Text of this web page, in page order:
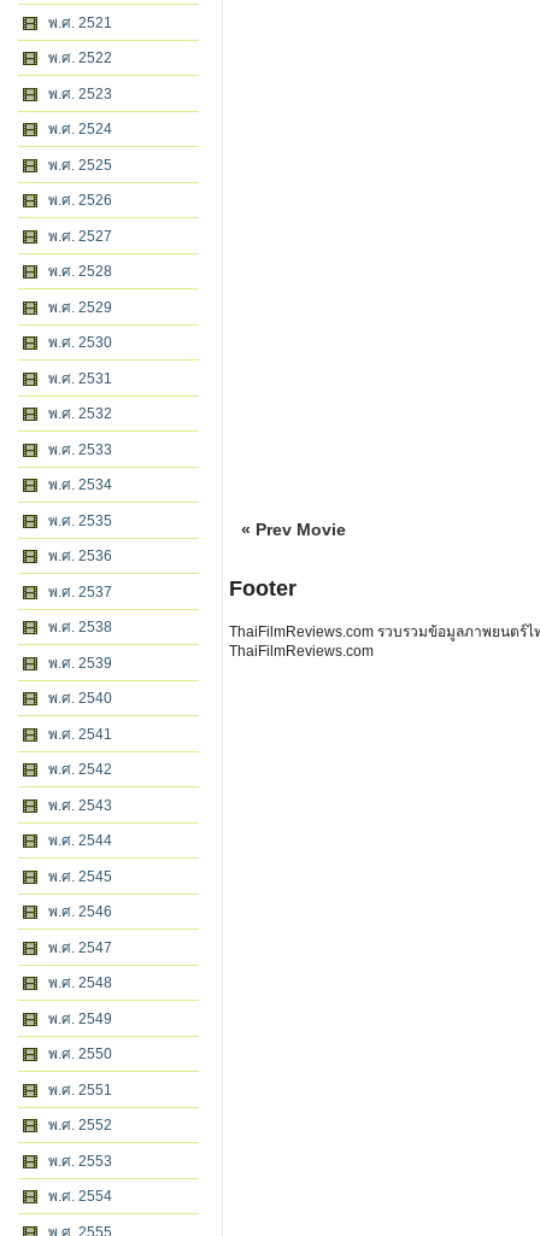
พ.ศ. 2521
พ.ศ. 2522
พ.ศ. 2523
พ.ศ. 2524
พ.ศ. 2525
พ.ศ. 2526
พ.ศ. 2527
พ.ศ. 2528
พ.ศ. 2529
พ.ศ. 2530
พ.ศ. 2531
พ.ศ. 2532
พ.ศ. 2533
พ.ศ. 2534
พ.ศ. 2535
พ.ศ. 2536
พ.ศ. 2537
พ.ศ. 2538
พ.ศ. 2539
พ.ศ. 2540
พ.ศ. 2541
พ.ศ. 2542
พ.ศ. 2543
พ.ศ. 2544
พ.ศ. 2545
พ.ศ. 2546
พ.ศ. 2547
พ.ศ. 2548
พ.ศ. 2549
พ.ศ. 2550
พ.ศ. 2551
พ.ศ. 2552
พ.ศ. 2553
พ.ศ. 2554
พ.ศ. 2555
« Prev Movie
Footer
ThaiFilmReviews.com รวบรวมข้อมูลภาพยนตร์
ThaiFilmReviews.com